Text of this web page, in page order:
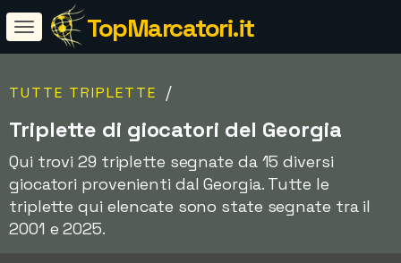
TopMarcatori.it
TUTTE TRIPLETTE /
Triplette di giocatori del Georgia
Qui trovi 29 triplette segnate da 15 diversi
giocatori provenienti dal Georgia. Tutte le
triplette qui elencate sono state segnate tra il
2001 e 2025.